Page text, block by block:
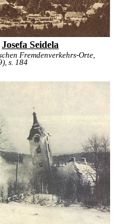
Josefa Seidela
Fremdenverkehrs-Orte,
s. 184